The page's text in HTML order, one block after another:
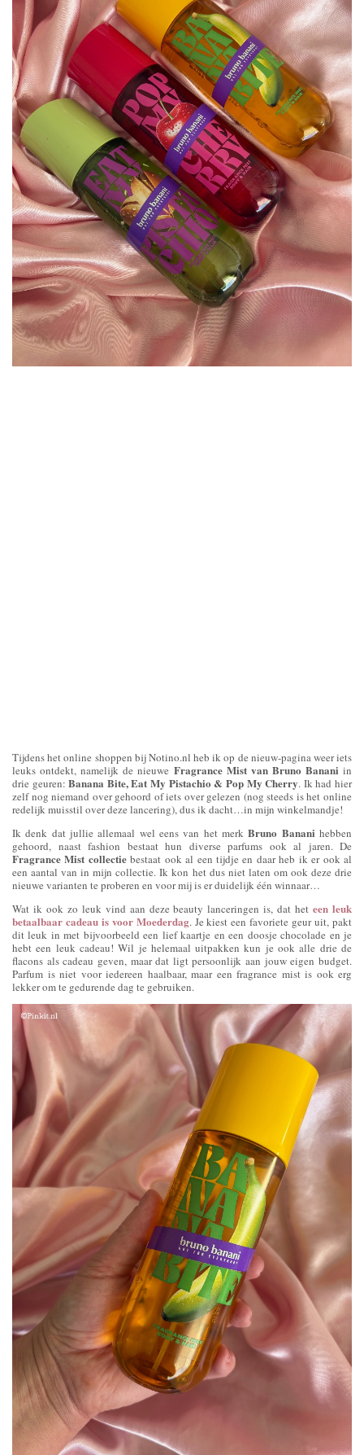
Tijdens het online shoppen bij Notino.nl heb ik op de nieuw-pagina weer iets
leuks ontdekt, namelijk de nieuwe Fragrance Mist van Bruno Banani in
drie geuren:Banana Bite, Eat My Pistachio & Pop My Cherry. Ik had hier
zelf nog niemand over gehoord of iets over gelezen (nog steeds is het online
redelijk muisstil over deze lancering), dus ik dacht…in mijn winkelmandje!
Ik denk dat jullie allemaal wel eens van het merkBruno Banani hebben
gehoord, naast fashion bestaat hun diverse parfums ook al jaren. De
Fragrance Mist collectiebestaat ook al een tijdje en daar heb ik er ook al
een aantal van in mijn collectie. Ik kon het dus niet laten om ook deze drie
nieuwe varianten te proberen en voor mij is er duidelijk één winnaar…
Wat ik ook zo leuk vind aan deze beauty lanceringen is, dat heteen leuk
betaalbaar cadeau is voor Moederdag. Je kiest een favoriete geur uit, pakt
dit leuk in met bijvoorbeeld een lief kaartje en een doosje chocolade en je
hebt een leuk cadeau! Wil je helemaal uitpakken kun je ook alle drie de
flacons als cadeau geven, maar dat ligt persoonlijk aan jouw eigen budget.
Parfum is niet voor iedereen haalbaar, maar een fragrance mist is ook erg
lekker om te gedurende dag te gebruiken.